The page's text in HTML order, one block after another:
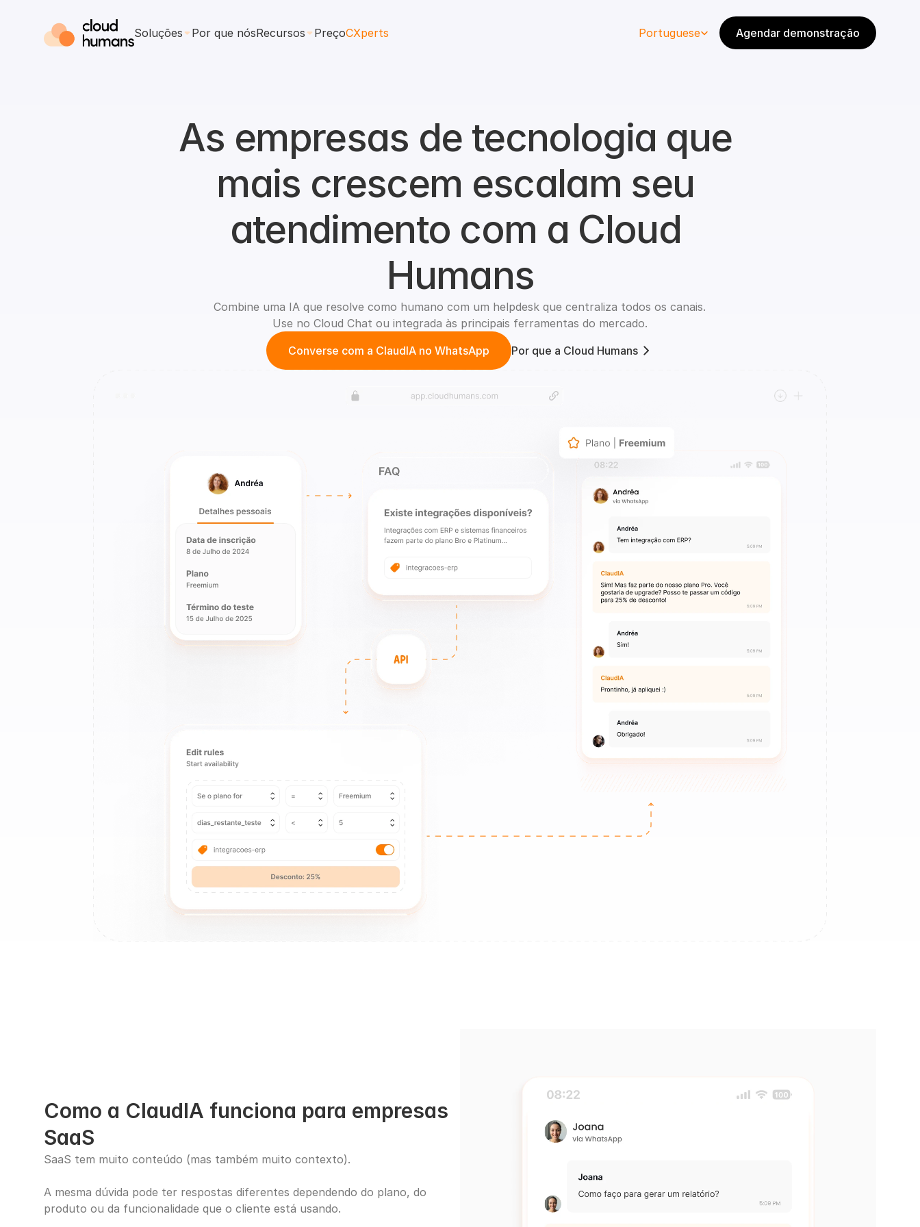
Soluções Por que nósRecursos PreçoCXperts Portuguese Agendar demonstração
As empresas de tecnologia que
mais crescem escalam seu
atendimento com a Cloud
Humans
Combine uma IA que resolve como humano com um helpdesk que centraliza todos os canais.
Use no Cloud Chat ou integrada às principais ferramentas do mercado.
Converse com a ClaudIA no WhatsApp
Por que a Cloud Humans
Como a ClaudIA funciona para empresas
SaaS
SaaS tem muito conteúdo (mas também muito contexto).
A mesma dúvida pode ter respostas diferentes dependendo do plano, do
produto ou da funcionalidade que o cliente está usando.